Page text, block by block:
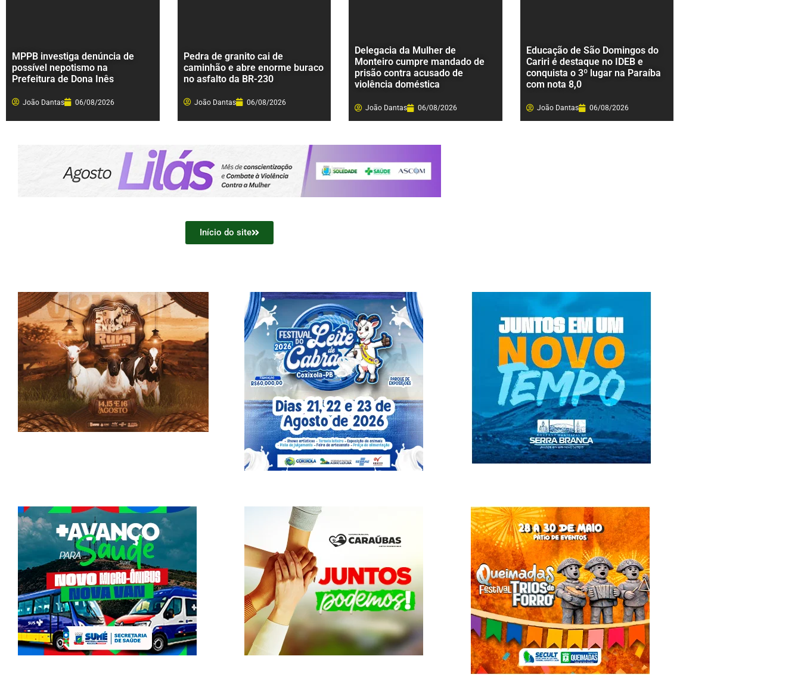
MPPB investiga denúncia de
possível nepotismo na
Prefeitura de Dona Inês
João Dantas 06/08/2026
Pedra de granito cai de
caminhão e abre enorme buraco
no asfalto da BR-230
João Dantas 06/08/2026
Delegacia da Mulher de
Monteiro cumpre mandado de
prisão contra acusado de
violência doméstica
João Dantas 06/08/2026
Educação de São Domingos do
Cariri é destaque no IDEB e
conquista o 3º lugar na Paraíba
com nota 8,0
João Dantas 06/08/2026
Início do site